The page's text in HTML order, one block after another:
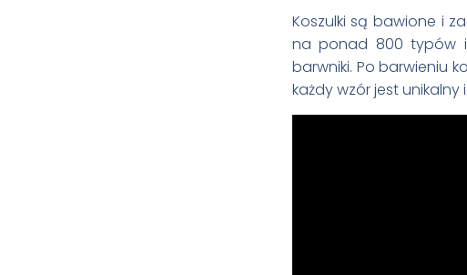
Koszulki są bawione i
na ponad 800 typów
barwniki. Po barwieniu
każdy wzór jest